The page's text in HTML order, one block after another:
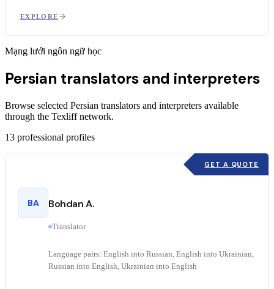
EXPLORE
Mạng lưới ngôn ngữ học
Persian translators and interpreters
Browse selected Persian translators and interpreters available
through the Texliff network.
13 professional profiles
GET A QUOTE
BA Bohdan A.
Translator
Language pairs: English into Russian, English into Ukrainian,
Russian into English, Ukrainian into English